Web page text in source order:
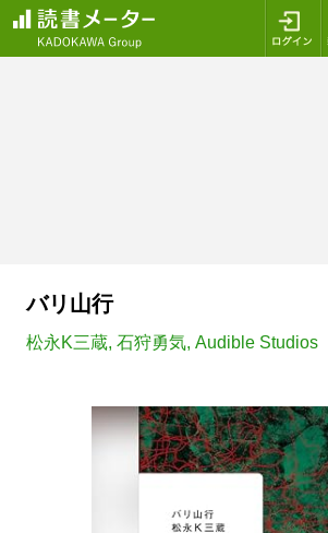
バリ山行
松永K三蔵, 石狩勇気, Audible Studios